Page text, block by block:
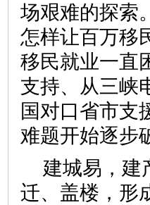
场艰难的探索
怎样让百万移
移民就业一直
支持、从三峡
国对口省市支
难题开始逐
建城易，建
迁、盖楼，形